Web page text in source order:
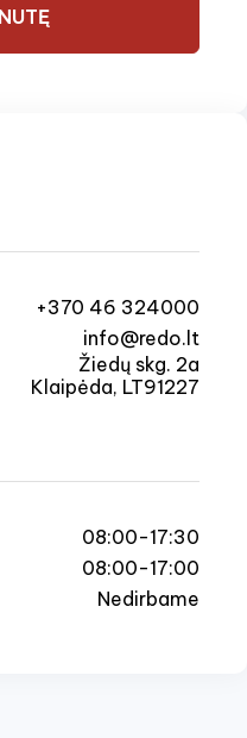
+370 46 324000
info@redo.lt
Žiedų skg. 2a
Klaipėda, LT91227
08:00-17:30
08:00-17:00
Nedirbame